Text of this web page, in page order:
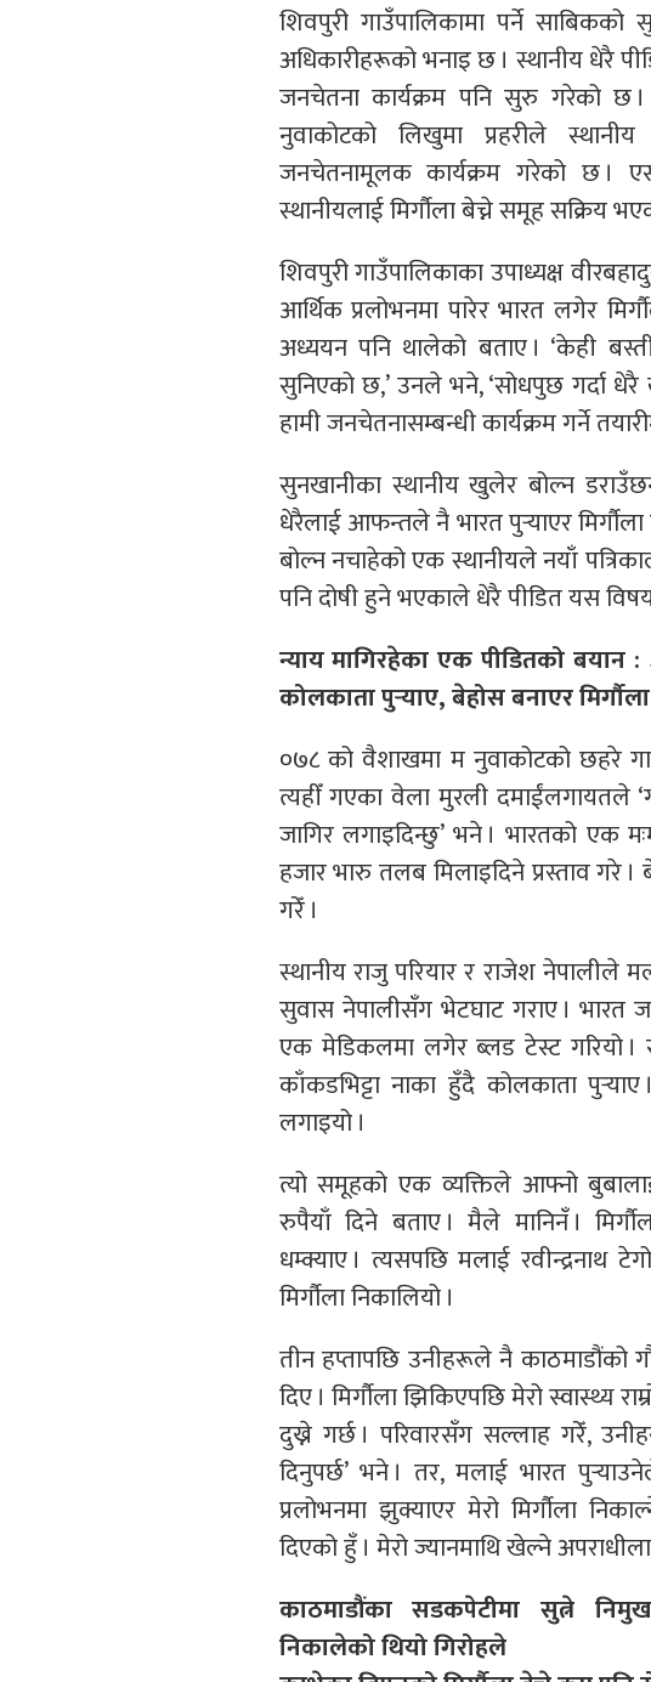
शिवपुरी गाउँपालिकामा पर्ने साबिकको
अधिकारीहरूको भनाइ छ । स्थानीय धेरै
जनचेतना कार्यक्रम पनि सुरु गरेको छ
नुवाकोटको लिखुमा प्रहरीले
जनचेतनामूलक कार्यक्रम गरेको छ ।
स्थानीयलाई मिर्गौला बेच्ने समूह सक्रिय
शिवपुरी गाउँपालिकाका उपाध्यक्ष
आर्थिक प्रलोभनमा पारेर भारत लगेर
अध्ययन पनि थालेको बताए । ‘केही
सुनिएको छ,’ उनले भने, ‘सोधपुछ गर्दा
हामी जनचेतनासम्बन्धी कार्यक्रम गर्ने
सुनखानीका स्थानीय खुलेर बोल्न
धेरैलाई आफन्तले नै भारत पुर्‍याएर
बोल्न नचाहेको एक स्थानीयले नयाँ
पनि दोषी हुने भएकाले धेरै पीडित यस
न्याय मागिरहेका एक पीडितको
कोलकाता पुर्‍याए, बेहोस बनाएर
०७८ को वैशाखमा म नुवाकोटको छहरे
त्यहीँ गएका वेला मुरली दमाईंलगायतले
जागिर लगाइदिन्छु’ भने । भारतको एक
हजार भारु तलब मिलाइदिने प्रस्ताव गरे
गरेँ ।
स्थानीय राजु परियार र राजेश नेपालीले
सुवास नेपालीसँग भेटघाट गराए । भारत
एक मेडिकलमा लगेर ब्लड टेस्ट गरियो
काँकडभिट्टा नाका हुँदै कोलकाता
लगाइयो ।
त्यो समूहको एक व्यक्तिले आफ्नो
रुपैयाँ दिने बताए । मैले मानिनँ ।
धम्क्याए । त्यसपछि मलाई रवीन्द्रनाथ
मिर्गौला निकालियो ।
तीन हप्तापछि उनीहरूले नै काठमाडौंको
दिए । मिर्गौला झिकिएपछि मेरो स्वास्थ्य
दुख्ने गर्छ । परिवारसँग सल्लाह गरेँ,
दिनुपर्छ’ भने । तर, मलाई भारत
प्रलोभनमा झुक्याएर मेरो मिर्गौला
दिएको हुँ । मेरो ज्यानमाथि खेल्ने
काठमाडौंका सडकपेटीमा सुत्ने
निकालेको थियो गिरोहले